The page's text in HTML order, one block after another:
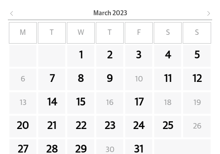
March 2023
M W F S S
1 2 3 4 5
6 7 8 9 10 11 12
13 14 15 16 17 18 19
20 21 22 23 24 25 26
27 28 29 30 31